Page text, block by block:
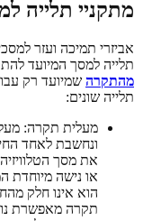
מתקניי תלייה
אביזרי תמיכה ועזר
תלייה למסך המיועד
מהתקרה שמיועד רק
תלייה שונים:
מעלית תקרה:
ונחשבת לאחד
את מסך
או נישה מיוחדת
הוא אינו חלק
תקרה מאפשרת